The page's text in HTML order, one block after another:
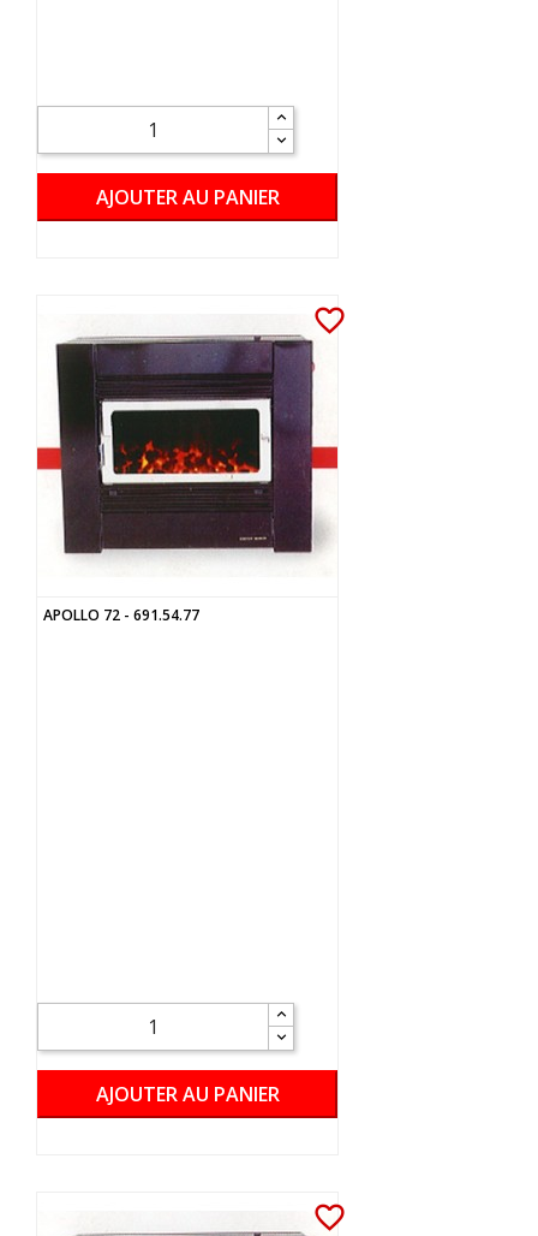
AJOUTER AU PANIER
favorite_border
APOLLO 72 - 691.54.77
AJOUTER AU PANIER
favorite_border